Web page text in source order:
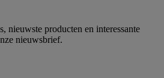
nieuwste producten en interessante
nieuwsbrief.